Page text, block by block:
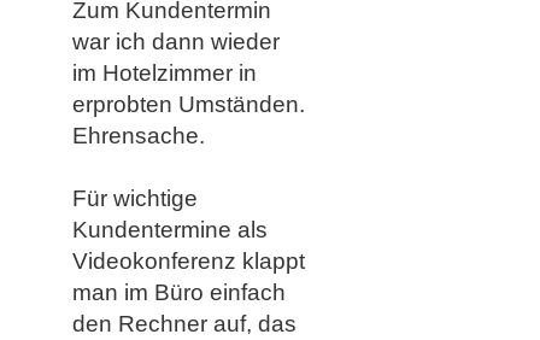
Zum Kundentermin
war ich dann wieder
im Hotelzimmer in
erprobten Umständen.
Ehrensache.
Für wichtige
Kundentermine als
Videokonferenz klappt
man im Büro einfach
den Rechner auf, das